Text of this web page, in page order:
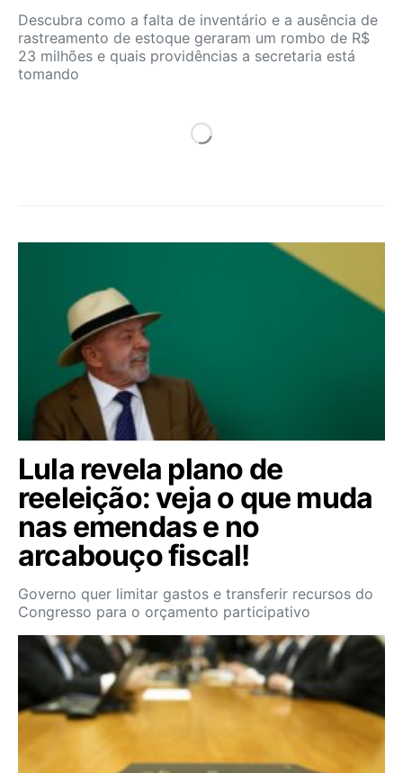
Descubra como a falta de inventário e a ausência de
rastreamento de estoque geraram um rombo de R$
23 milhões e quais providências a secretaria está
tomando
Lula revela plano de
reeleição: veja o que muda
nas emendas e no
arcabouço fiscal!
Governo quer limitar gastos e transferir recursos do
Congresso para o orçamento participativo